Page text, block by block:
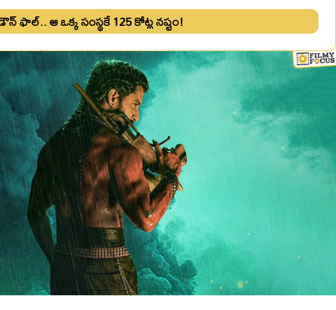
ఫాల్.. ఆ ఒక్క సంస్థకే 125 కోట్ల నష్టం!